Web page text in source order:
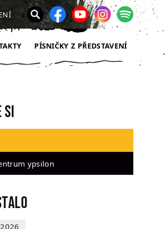
PÍSNIČKY Z PŘEDSTAVENÍ
si
ypsilon